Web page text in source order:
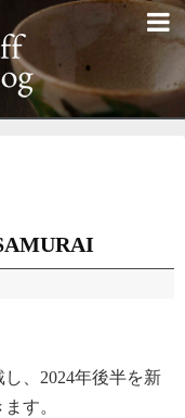
、2024年後半を新
す。